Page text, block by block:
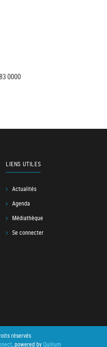
0000
LIENS UTILES
Actualités
Agenda
Médiathèque
Se connecter
réservés
, powered byQuilium